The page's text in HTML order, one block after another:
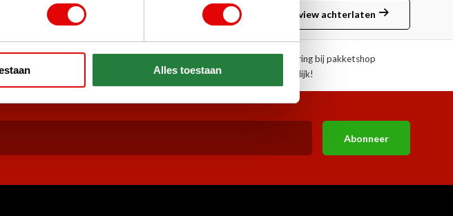
Alles toestaan
Review achterlaten
Doorlopend scherpe aanbiedingen!
Afhalen of aflevering bij pakketshop
mogelijk!
Abonneer